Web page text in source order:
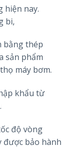
hiện nay.
bi,
bằng thép
sản phẩm
máy bơm.
khẩu từ
độ vòng
được bảo hành